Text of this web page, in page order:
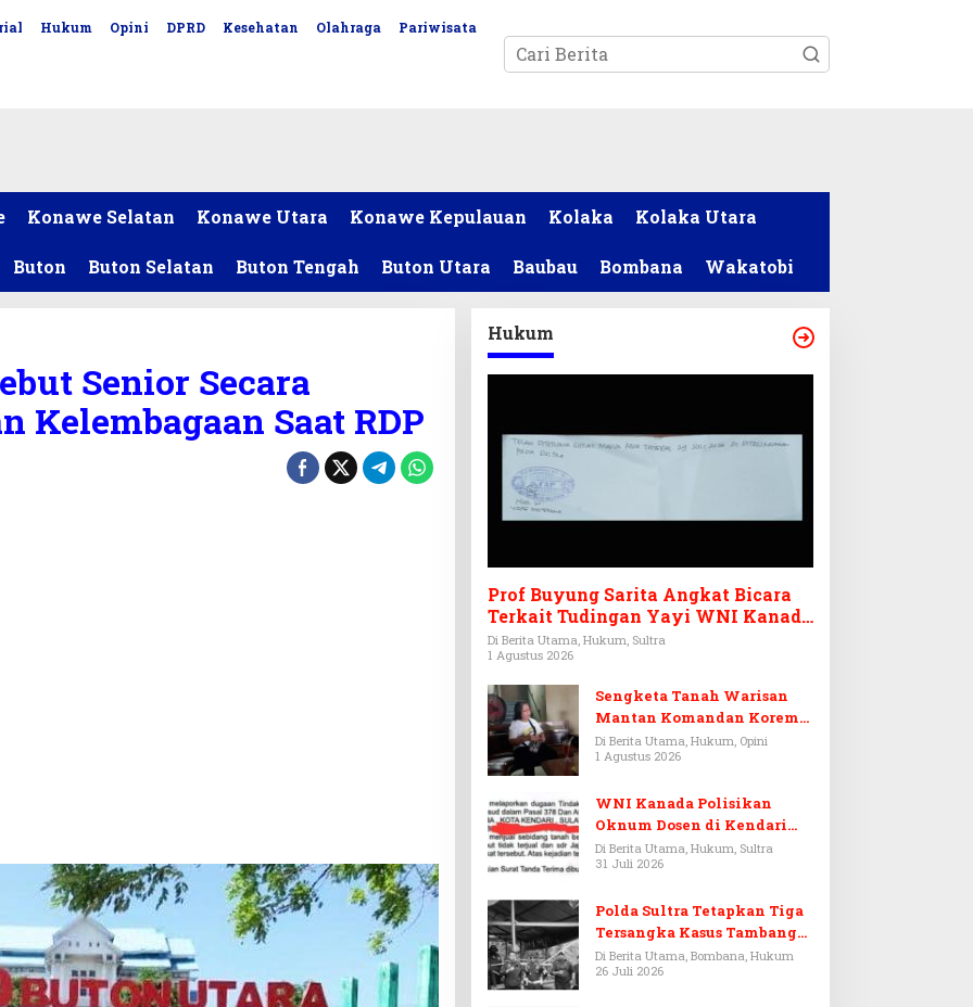
Hukum Opini DPRD Kesehatan Olahraga Pariwisata
Konawe Selatan Konawe Utara Konawe Kepulauan Kolaka Kolaka Utara
Buton Buton Selatan Buton Tengah Buton Utara Baubau Bombana Wakatobi
Senior Secara
Kelembagaan Saat RDP
Hukum
Prof Buyung Sarita Angkat Bicara
Terkait Tudingan Yayi WNI Kanada
Ditagih Utang Rp3,6 Miliar
Di Berita Utama, Hukum, Sultra
1 Agustus 2026
Sengketa Tanah Warisan
Mantan Komandan Korem
143/HO, Ketika Warisan
Menjadi Arena Pemerasan
Di Berita Utama, Hukum, Opini
1 Agustus 2026
WNI Kanada Polisikan
Oknum Dosen di Kendari
Terkait Aset Puluhan Miliar
Di Berita Utama, Hukum, Sultra
31 Juli 2026
Polda Sultra Tetapkan Tiga
Tersangka Kasus Tambang
Emas Ilegal di Bombana
Di Berita Utama, Bombana, Hukum
26 Juli 2026